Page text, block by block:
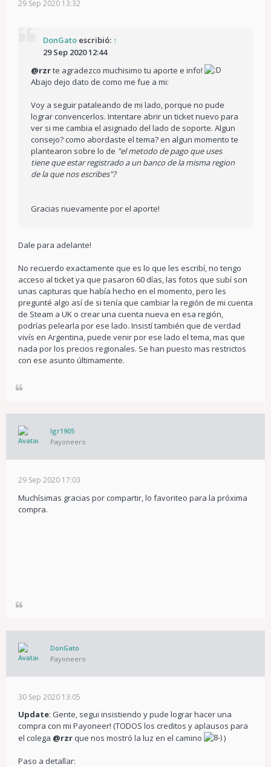
29 Sep 2020 13:32
DonGato escribió: ↑
29 Sep 2020 12:44
@rzrte agradezco muchisimo tu aporte e info!
Abajo dejo dato de como me fue a mi:
Voy a seguir pataleando de mi lado, porque no pude
lograr convencerlos. Intentare abrir un ticket nuevo para
ver si me cambia el asignado del lado de soporte. Algun
consejo? como abordaste el tema? en algun momento te
plantearon sobre lo de "el metodo de pago que uses
tiene que estar registrado a un banco de la misma region
de la que nos escribes"?
Gracias nuevamente por el aporte!
Dale para adelante!
No recuerdo exactamente que es lo que les escribí, no tengo
acceso al ticket ya que pasaron 60 días, las fotos que subí son
unas capturas que había hecho en el momento, pero les
pregunté algo así de si tenía que cambiar la región de mi cuenta
de Steam a UK o crear una cuenta nueva en esa región,
podrías pelearla por ese lado. Insistí también que de verdad
vivís en Argentina, puede venir por ese lado el tema, mas que
nada por los precios regionales. Se han puesto mas restrictos
con ese asunto últimamente.
lgr1905
Payoneero
29 Sep 2020 17:03
Muchísimas gracias por compartir, lo favoriteo para la próxima
compra.
DonGato
Payoneero
30 Sep 2020 13:05
Update: Gente, segui insistiendo y pude lograr hacer una
compra con mi Payoneer! (TODOS los creditos y aplausos para
el colega @rzrque nos mostró la luz en el camino )
Paso a detallar: